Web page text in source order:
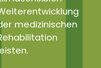
medizinischen